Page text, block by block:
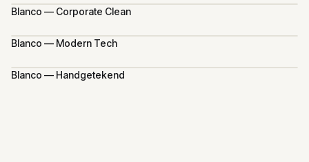
Blanco — Corporate Clean
Blanco — Modern Tech
Blanco — Handgetekend